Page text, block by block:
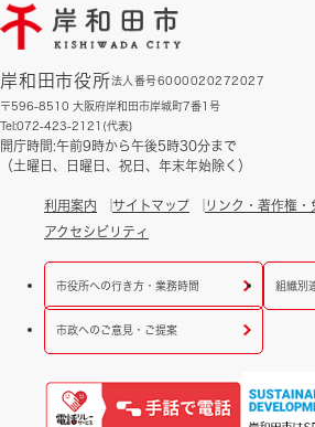
岸和田市役所法人番号6000020272027
〒596-8510 大阪府岸和田市岸城町7番1号
Tel:072-423-2121(代表)
開庁時間:午前9時から午後5時30分まで
（土曜日、日曜日、祝日、年末年始除く）
利用案内 サイトマップ リンク・著作権・
アクセシビリティ
市役所への行き方・業務時間 組織別
市政へのご意見・ご提案